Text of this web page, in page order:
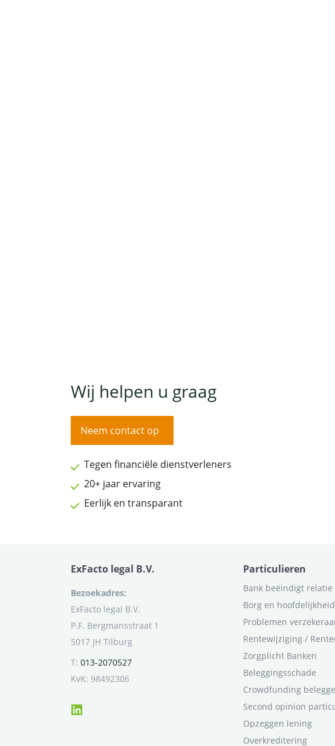
Wij helpen u graag
Neem contact op
Tegen financiële dienstverleners
20+ jaar ervaring
Eerlijk en transparant
ExFacto legal B.V.
Bezoekadres:
ExFacto legal B.V.
P.F. Bergmansstraat 1
5017 JH Tilburg
T: 013-2070527
KvK: 98492306
Particulieren
Bank beëindigt relatie
Borg en hoofdelijkheid
Problemen
Rentewijziging /
Zorgplicht Banken
Beleggingsschade
Crowdfunding
Second opinion
Opzeggen lening
Overkreditering